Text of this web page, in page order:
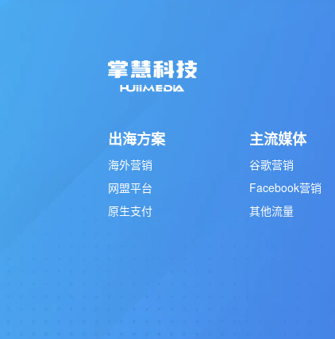
出海方案
海外营销
网盟平台
原生支付
主流媒体
谷歌营销
Facebook营销
其他流量